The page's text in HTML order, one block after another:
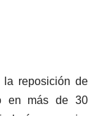
la reposición de
en más de 30